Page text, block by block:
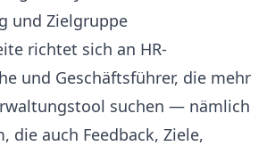
und Zielgruppe
richtet sich an HR-
und Geschäftsführer, die mehr
suchen — nämlich
die auch Feedback, Ziele,